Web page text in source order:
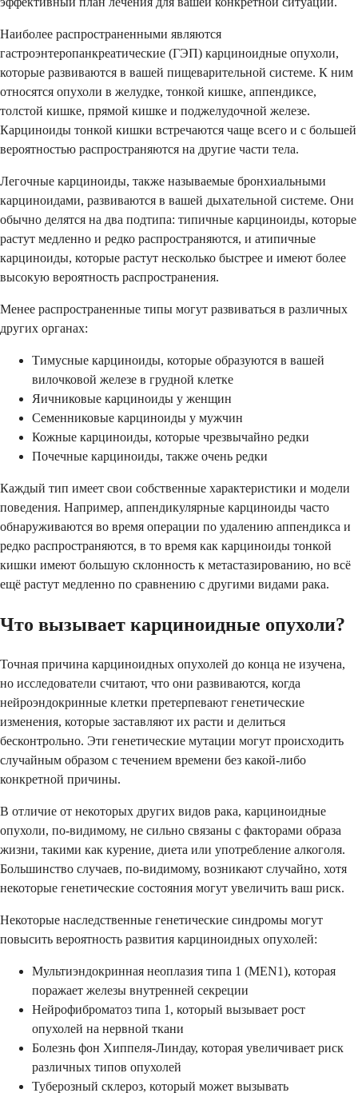
Наиболее распространенными являются
гастроэнтеропанкреатические (ГЭП) карциноидные опухоли,
которые развиваются в вашей пищеварительной системе. К ним
относятся опухоли в желудке, тонкой кишке, аппендиксе,
толстой кишке, прямой кишке и поджелудочной железе.
Карциноиды тонкой кишки встречаются чаще всего и с большей
вероятностью распространяются на другие части тела.
Легочные карциноиды, также называемые бронхиальными
карциноидами, развиваются в вашей дыхательной системе. Они
обычно делятся на два подтипа: типичные карциноиды, которые
растут медленно и редко распространяются, и атипичные
карциноиды, которые растут несколько быстрее и имеют более
высокую вероятность распространения.
Менее распространенные типы могут развиваться в различных
других органах:
Тимусные карциноиды, которые образуются в вашей
вилочковой железе в грудной клетке
Яичниковые карциноиды у женщин
Семенниковые карциноиды у мужчин
Кожные карциноиды, которые чрезвычайно редки
Почечные карциноиды, также очень редки
Каждый тип имеет свои собственные характеристики и модели
поведения. Например, аппендикулярные карциноиды часто
обнаруживаются во время операции по удалению аппендикса и
редко распространяются, в то время как карциноиды тонкой
кишки имеют большую склонность к метастазированию, но всё
ещё растут медленно по сравнению с другими видами рака.
Что вызывает карциноидные опухоли?
Точная причина карциноидных опухолей до конца не изучена,
но исследователи считают, что они развиваются, когда
нейроэндокринные клетки претерпевают генетические
изменения, которые заставляют их расти и делиться
бесконтрольно. Эти генетические мутации могут происходить
случайным образом с течением времени без какой-либо
конкретной причины.
В отличие от некоторых других видов рака, карциноидные
опухоли, по-видимому, не сильно связаны с факторами образа
жизни, такими как курение, диета или употребление алкоголя.
Большинство случаев, по-видимому, возникают случайно, хотя
некоторые генетические состояния могут увеличить ваш риск.
Некоторые наследственные генетические синдромы могут
повысить вероятность развития карциноидных опухолей:
Мультиэндокринная неоплазия типа 1 (MEN1), которая
поражает железы внутренней секреции
Нейрофиброматоз типа 1, который вызывает рост
опухолей на нервной ткани
Болезнь фон Хиппеля-Линдау, которая увеличивает риск
различных типов опухолей
Туберозный склероз, который может вызывать